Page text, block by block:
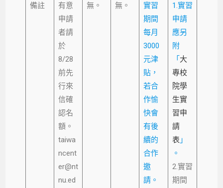
備註
有意
申請
者請
於
8/28
前先
行來
信確
認名
額。
taiwa
ncent
er@nt
nu.ed
無。 無。
實習
期間
每月
3000
元津
貼，
若合
作愉
快會
有後
續的
合作
邀
請。
1.實習
申請
應另
附
「 大
專校
院學
生實
習申
請
表 」
。
2.實習
期間